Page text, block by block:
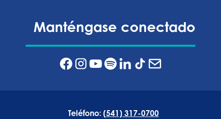
Manténgase conectado
Teléfono: (541) 317-0700